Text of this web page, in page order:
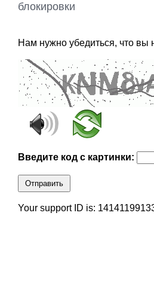
блокировки
Нам нужно убедиться, что вы
Введите код с картинки:
Отправить
Your support ID is: